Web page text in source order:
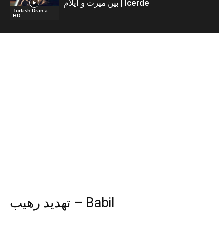
Turkish Drama
HD
بين ميرت و ايلام | İcerde
تهديد رهيب – Babil